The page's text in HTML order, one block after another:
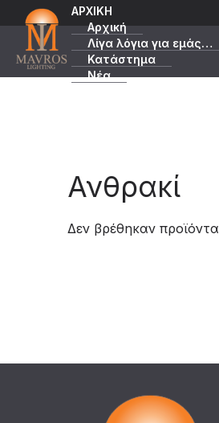
ΑΡΧΙΚΗ
Αρχική
Λίγα λόγια για εμάς…
Κατάστημα
Νέα
Ανθρακί
Δεν βρέθηκαν προϊόντα